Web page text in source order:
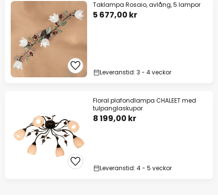
Taklampa Rosaio, avlång, 5 lampor
5 677,00 kr
Leveranstid: 3 - 4 veckor
Floral plafondlampa CHALEET med
tulpanglaskupor
8 199,00 kr
Leveranstid: 4 - 5 veckor